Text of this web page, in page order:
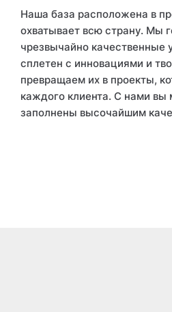
Наша база расположена в
охватывает всю страну. Мы
чрезвычайно качественные
сплетен с инновациями и
превращаем их в проекты,
каждого клиента. С нами
заполнены высочайшим